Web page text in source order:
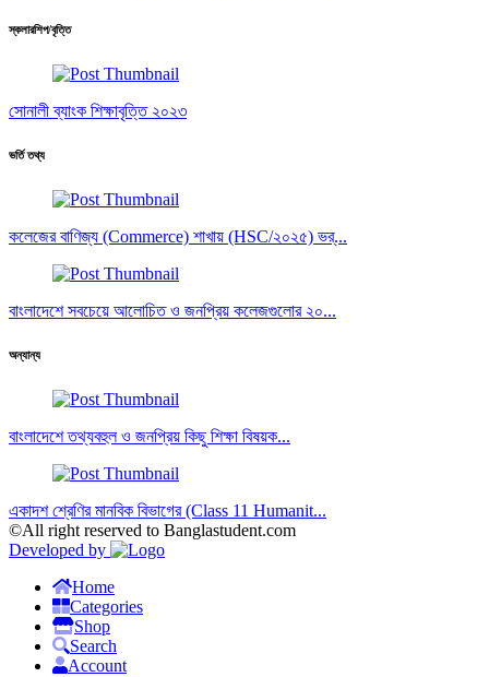
স্কলারশিপ/বৃত্তি
সোনালী ব্যাংক শিক্ষাবৃত্তি ২০২৩
ভর্তি তথ্য
কলেজের বাণিজ্য (Commerce) শাখায় (HSC/২০২৫) ভর্...
বাংলাদেশে সবচেয়ে আলোচিত ও জনপ্রিয় কলেজগুলোর ২০...
অন্যান্য
বাংলাদেশে তথ্যবহুল ও জনপ্রিয় কিছু শিক্ষা বিষয়ক...
একাদশ শ্রেণির মানবিক বিভাগের (Class 11 Humanit...
©All right reserved to Banglastudent.com
Developed by
Home
Categories
Shop
Search
Account